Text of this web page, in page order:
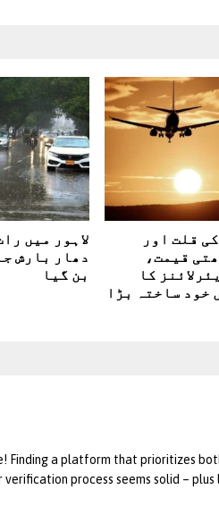
قلت اور
قیمت،
کا
خود ساختہ بڑا
لاہور میں
دھار بارش
بن گیا
Finding a platform that prioritizes
verification process seems solid –